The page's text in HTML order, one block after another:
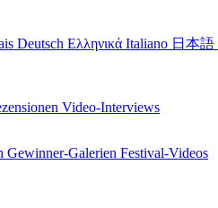
Deutsch Ελληνικά Italiano 日本語
Video-Interviews
Gewinner-Galerien Festival-Videos